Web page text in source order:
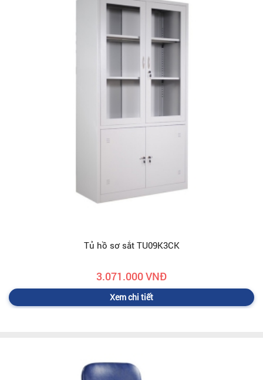
Tủ hồ sơ sắt TU09K3CK
3.071.000 VNĐ
Xem chi tiết